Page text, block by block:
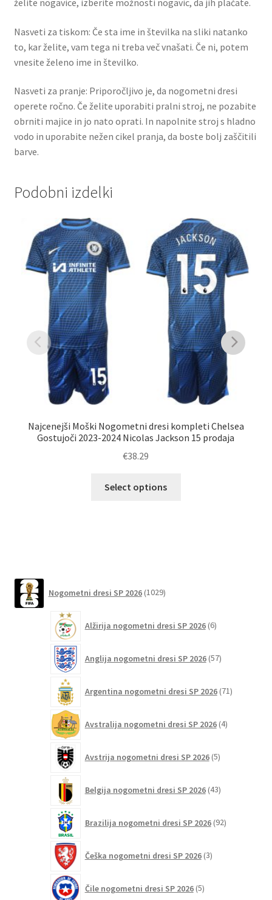
Nasveti za tiskom: Če sta ime in številka na sliki natanko
to, kar želite, vam tega ni treba več vnašati. Če ni, potem
vnesite želeno ime in številko.
Nasveti za pranje: Priporočljivo je, da nogometni dresi
operete ročno. Če želite uporabiti pralni stroj, ne pozabite
obrniti majice in jo nato oprati. In napolnite stroj s hladno
vodo in uporabite nežen cikel pranja, da boste bolj zaščitili
barve.
Podobni izdelki
Najcenejši Moški Nogometni dresi kompleti Chelsea
Gostujoči 2023-2024 Nicolas Jackson 15 prodaja
€38.29
Select options
izdelka
Nogometni dresi SP 2026 1029izdelkov
Alžirija nogometni dresi SP 2026 6izdelkov
Anglija nogometni dresi SP 2026 57izdelkov
Argentina nogometni dresi SP 2026 71izdelkov
Avstralija nogometni dresi SP 2026 4izdelki
Avstrija nogometni dresi SP 2026 5izdelkov
Belgija nogometni dresi SP 2026 43izdelkov
Brazilija nogometni dresi SP 2026 92izdelkov
Češka nogometni dresi SP 2026 3izdelki
Čile nogometni dresi SP 2026 5izdelkov